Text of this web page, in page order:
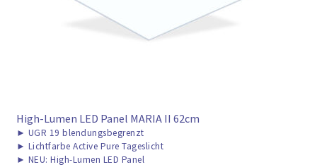
High-Lumen LED Panel MARIA II 62cm
► UGR 19 blendungsbegrenzt
► Lichtfarbe Active Pure Tageslicht
► NEU: High-Lumen LED Panel